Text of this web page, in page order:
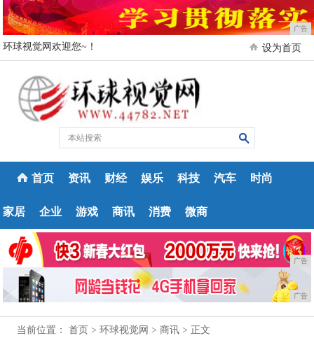
广告
环球视觉网欢迎您~！ 设为首页
首页 资讯 财经 娱乐 科技 汽车 时尚
家居 企业 游戏 商讯 消费 微商
广告
广告
当前位置：首页 >环球视觉网 >商讯 > 正文